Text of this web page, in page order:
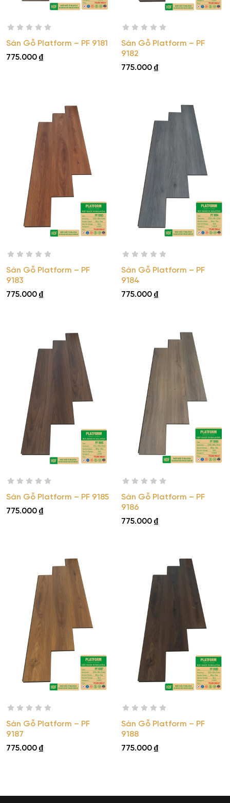
Sàn Gỗ Platform – PF 9181
775.000 ₫
Sàn Gỗ Platform – PF
9182
775.000 ₫
Sàn Gỗ Platform – PF
9183
775.000 ₫
Sàn Gỗ Platform – PF
9184
775.000 ₫
Sàn Gỗ Platform – PF 9185
775.000 ₫
Sàn Gỗ Platform – PF
9186
775.000 ₫
Sàn Gỗ Platform – PF
9187
775.000 ₫
Sàn Gỗ Platform – PF
9188
775.000 ₫